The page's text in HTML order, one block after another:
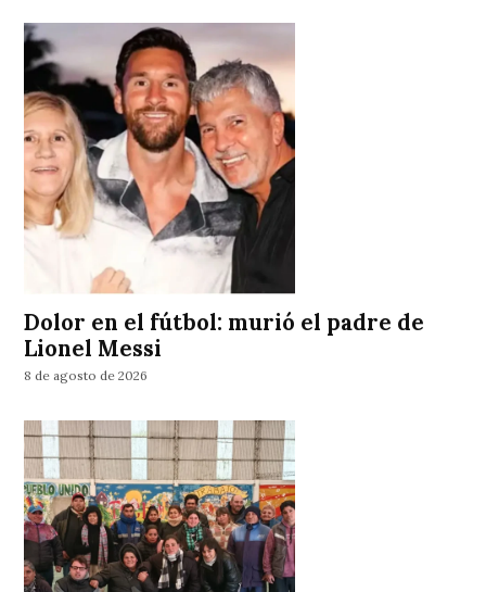
Dolor en el fútbol: murió el padre de
Lionel Messi
8 de agosto de 2026